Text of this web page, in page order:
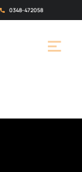
0348-472058